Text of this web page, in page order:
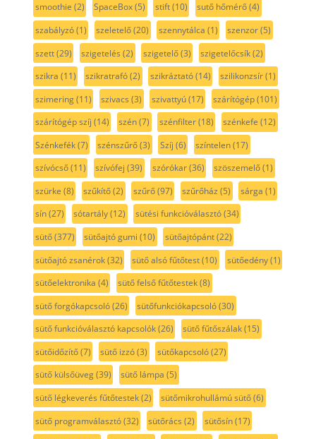
smoothie (2) SpaceBox(5) stift(10) sutő hőmérő(4)
szabályzó(1) szeletelő(20) szennytálca (1) szenzor(5)
szett(29) szigetelés (2) szigetelő(3) szigetelőcsík(2)
szikra (11) szikratrafó(2) szikráztató(14) szilikonzsír(1)
szimering(11) szivacs (3) szivattyú(17) szárítógép(101)
szárítógép szíj (14) szén(7) szénfilter(18) szénkefe (12)
Szénkefék(7) szénszűrő(3) Szíj (6) színtelen(17)
szívócső(11) szívófej (39) szórókar(36) szöszemelő(1)
szürke (8) szűkítő(2) szűrő(97) szűrőház (5) sárga (1)
sín(27) sótartály(12) sütési funkcióválasztó(34)
sütő(377) sütőajtó gumi (10) sütőajtópánt(22)
sütőajtó zsanérok(32) sütő alsó fűtőtest(10) sütőedény(1)
sütőelektronika (4) sütő felső fűtőtestek(8)
sütő forgókapcsoló(26) sütőfunkciókapcsoló(30)
sütő funkcióválasztó kapcsolók(26) sütő fűtőszálak(15)
sütőidőzítő(7) sütő izzó(3) sütőkapcsoló(27)
sütő külsőüveg(39) sütő lámpa (5)
sütő légkeverés fűtőtestek(2) sütőmikrohullámú sütő(6)
sütő programválasztó(32) sütőrács (2) sütősín(17)